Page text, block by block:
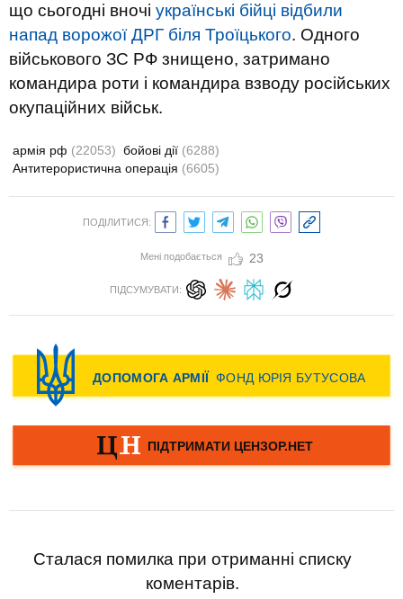
що сьогодні вночі українські бійці відбили
напад ворожої ДРГ біля Троїцького. Одного
військового ЗС РФ знищено, затримано
командира роти і командира взводу російських
окупаційних військ.
армія рф (22053) бойові дії (6288)
Антитерористична операція (6605)
ПОДІЛИТИСЯ:
Мені подобається 23
ПІДСУМУВАТИ:
Сталася помилка при отриманні списку
коментарів.